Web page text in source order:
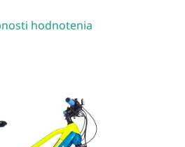
hodnotenia